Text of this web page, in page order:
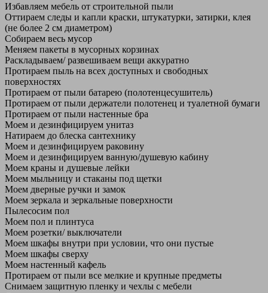
Избавляем мебель от строительной пыли
Оттираем следы и капли краски, штукатурки, затирки, клея
(не более 2 см диаметром)
Собираем весь мусор
Меняем пакеты в мусорных корзинах
Раскладываем/ развешиваем вещи аккуратно
Протираем пыль на всех доступных и свободных
поверхностях
Протираем от пыли батарею (полотенцесушитель)
Протираем от пыли держатели полотенец и туалетной бумаги
Протираем от пыли настенные бра
Моем и дезинфицируем унитаз
Натираем до блеска сантехнику
Моем и дезинфицируем раковину
Моем и дезинфицируем ванную/душевую кабину
Моем краны и душевые лейки
Моем мыльницу и стаканы под щетки
Моем дверные ручки и замок
Моем зеркала и зеркальные поверхности
Пылесосим пол
Моем пол и плинтуса
Моем розетки/ выключатели
Моем шкафы внутри при условии, что они пустые
Моем шкафы сверху
Моем настенный кафель
Протираем от пыли все мелкие и крупные предметы
Снимаем защитную пленку и чехлы с мебели